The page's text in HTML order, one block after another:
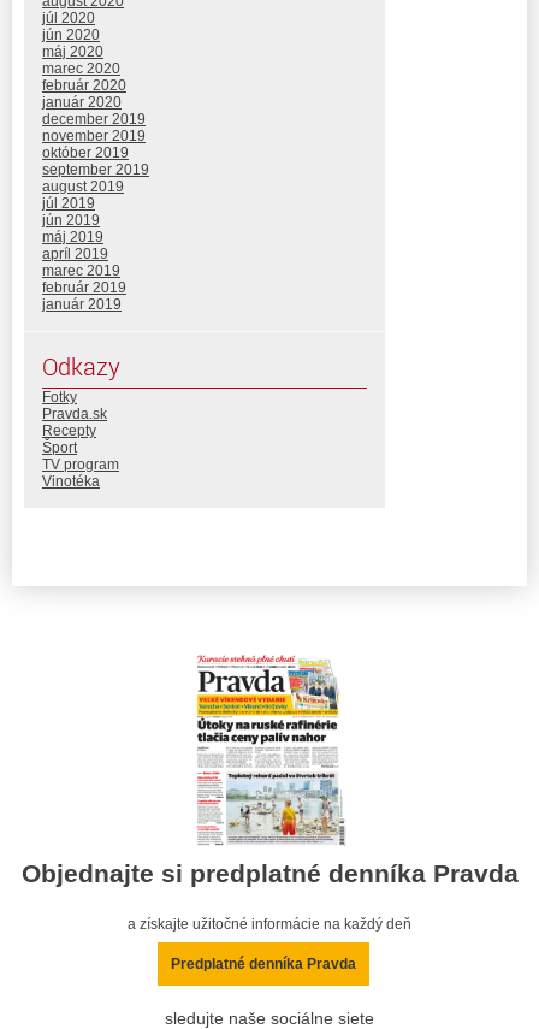
júl 2020
jún 2020
máj 2020
marec 2020
február 2020
január 2020
december 2019
november 2019
október 2019
september 2019
august 2019
júl 2019
jún 2019
máj 2019
apríl 2019
marec 2019
február 2019
január 2019
Odkazy
Fotky
Pravda.sk
Recepty
Šport
TV program
Vinotéka
Objednajte si predplatné denníka Pravda
a získajte užitočné informácie na každý deň
Predplatné denníka Pravda
sledujte naše sociálne siete